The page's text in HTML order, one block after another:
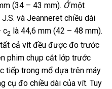
(34 – 43 mm). Ởmột
và Jeanneret chiều dài
c2 là 44,6 mm (42 – 48 mm).
tất cả vít đều được đo trước
phim chụp cắt lớp trước
tiếp trong mổ dựa trên máy
cụ đo chiều dài của vít. Tuy